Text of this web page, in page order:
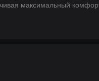
максимальный